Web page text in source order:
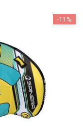
-11%